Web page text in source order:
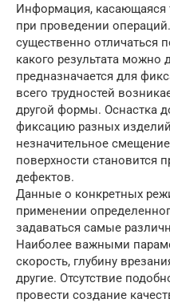
Информация, касающаяся
при проведении
существенно отличаться
какого результата можно
предназначается для
всего трудностей
другой формы. Оснастка
фиксацию разных
незначительное
поверхности становится
дефектов.
Данные о конкретных
применении
задаваться самые
Наиболее важными
скорость, глубину
другие. Отсутствие
провести создание